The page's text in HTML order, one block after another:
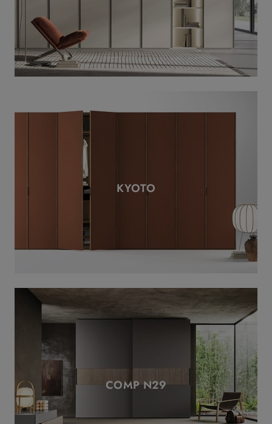
KYOTO
COMP N29